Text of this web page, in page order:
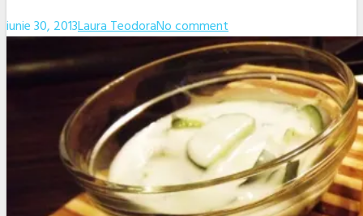
iunie 30, 2013Laura TeodoraNo comment